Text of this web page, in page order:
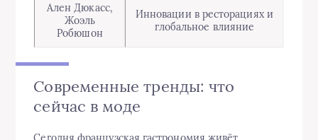
Ален Дюкасс,
Жоэль
Робюшон
Инновации в ресторациях и
глобальное влияние
Современные тренды: что
сейчас в моде